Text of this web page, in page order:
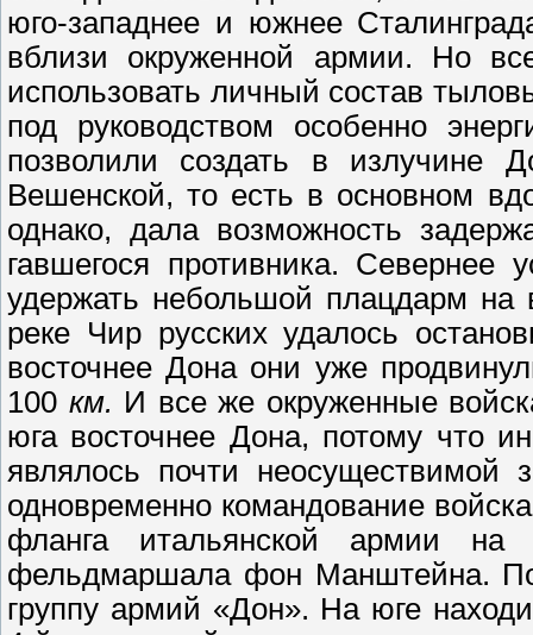
юго-западнее и южнее
вблизи окруженной армии. Но
использовать личный состав
под руководством особенно
позволили создать в
Вешенской, то есть в основном
однако, дала возможность
гавшегося противника.
удержать небольшой плацдарм на
реке Чир русских удалось
восточнее Дона они уже
100 км. И все же окруженные
юга восточнее Дона, потому что
являлось почти неосуществимой
одновременно командование
фланга итальянской армии
фельдмаршала фон Манштейна.
группу армий «Дон». На юге